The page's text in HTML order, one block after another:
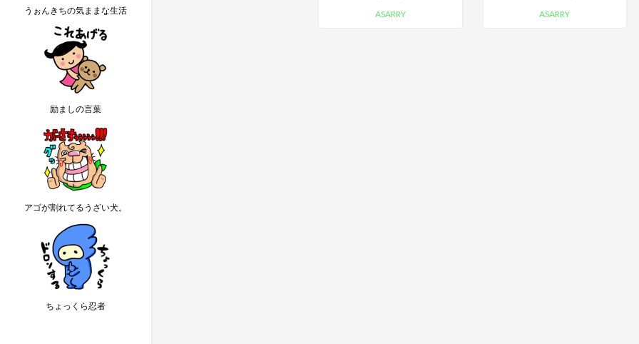
ASARRY ASARRY
うぉんきちの気ままな生活
励ましの言葉
アゴが割れてるうざい犬。
ちょっくら忍者